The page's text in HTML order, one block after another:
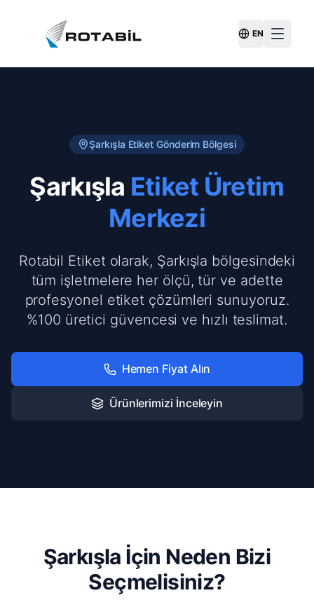
Switch
EN
Şarkışla Etiket Gönderim Bölgesi
Şarkışla Etiket Üretim
Merkezi
Rotabil Etiket olarak, Şarkışla bölgesindeki
tüm işletmelere her ölçü, tür ve adette
profesyonel etiket çözümleri sunuyoruz.
%100 üretici güvencesi ve hızlı teslimat.
Hemen Fiyat Alın
Ürünlerimizi İnceleyin
Şarkışla İçin Neden Bizi
Seçmelisiniz?